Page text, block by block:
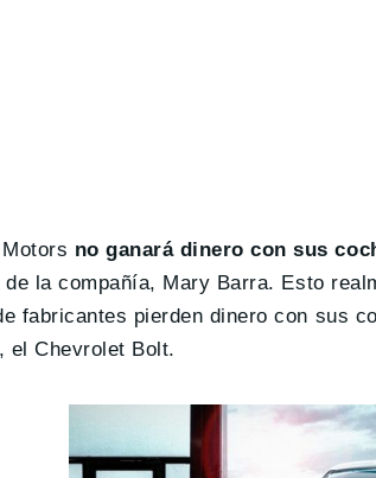
no ganará dinero con sus
la compañía, Mary Barra. Esto
fabricantes pierden dinero con sus
el Chevrolet Bolt.